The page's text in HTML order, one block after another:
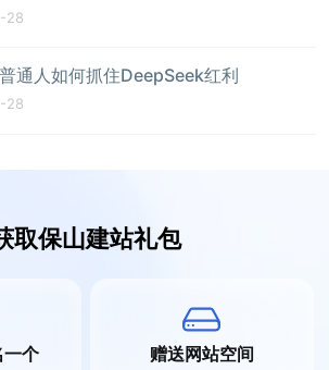
28
通人如何抓住DeepSeek红利
28
取保山建站礼包
一个 赠送网站空间